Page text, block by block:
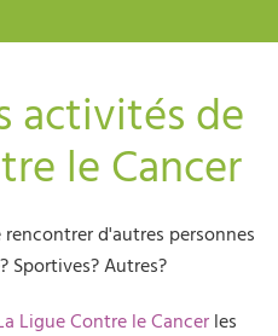
activités de
le Cancer
d'autres personnes
Sportives? Autres?
Ligue Contre le Cancer les